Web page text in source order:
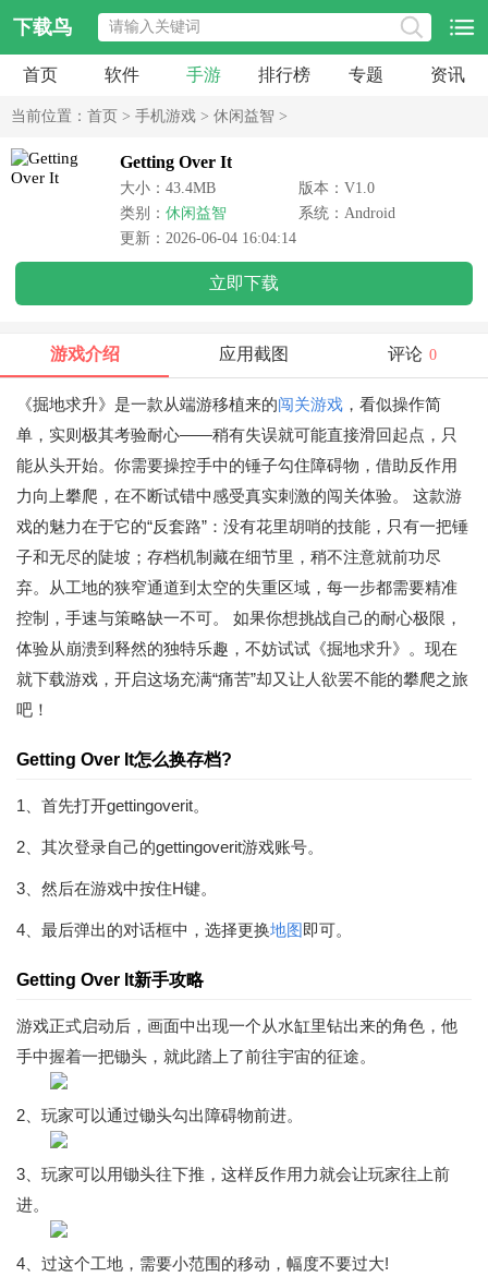
下载鸟
首页 软件 手游 排行榜 专题 资讯
当前位置： 首页 > 手机游戏 > 休闲益智 >
Getting Over It
大小：43.4MB
版本：V1.0
类别： 休闲益智
系统：Android
更新：2026-06-04 16:04:14
立即下载
游戏介绍 应用截图 评论 0
《掘地求升》是一款从端游移植来的闯关游戏 ，看似操作简
单，实则极其考验耐心——稍有失误就可能直接滑回起点，只
能从头开始。你需要操控手中的锤子勾住障碍物，借助反作用
力向上攀爬，在不断试错中感受真实刺激的闯关体验。 这款游
戏的魅力在于它的“反套路”：没有花里胡哨的技能，只有一把锤
子和无尽的陡坡；存档机制藏在细节里，稍不注意就前功尽
弃。从工地的狭窄通道到太空的失重区域，每一步都需要精准
控制，手速与策略缺一不可。 如果你想挑战自己的耐心极限，
体验从崩溃到释然的独特乐趣，不妨试试《掘地求升》。现在
就下载游戏，开启这场充满“痛苦”却又让人欲罢不能的攀爬之旅
吧！
Getting Over It怎么换存档?
1、首先打开gettingoverit。
2、其次登录自己的gettingoverit游戏账号。
3、然后在游戏中按住H键。
4、最后弹出的对话框中，选择更换地图即可。
Getting Over It新手攻略
游戏正式启动后，画面中出现一个从水缸里钻出来的角色，他
手中握着一把锄头，就此踏上了前往宇宙的征途。
2、玩家可以通过锄头勾出障碍物前进。
3、玩家可以用锄头往下推，这样反作用力就会让玩家往上前
进。
4、过这个工地，需要小范围的移动，幅度不要过大!